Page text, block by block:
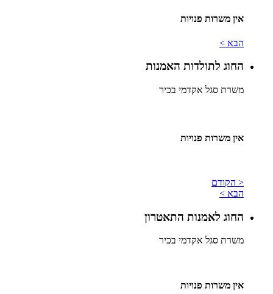
אין משרות פנויות
הבא >
החוג לתולדות האמנות
משרת סגל אקדמי בכיר
אין משרות פנויות
< הקודם
הבא >
החוג לאמנות התאטרון
משרת סגל אקדמי בכיר
אין משרות פנויות